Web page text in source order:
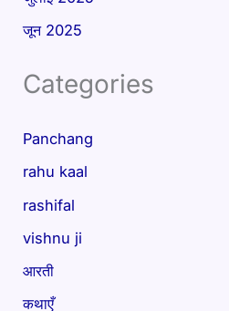
जून 2025
Categories
Panchang
rahu kaal
rashifal
vishnu ji
आरती
कथाएँ